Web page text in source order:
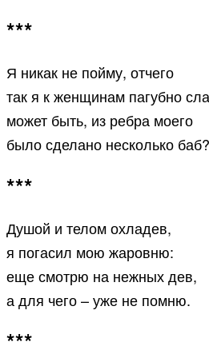
***
Я никак не пойму, отчего
так я к женщинам пагубно
может быть, из ребра моего
было сделано несколько баб?
***
Душой и телом охладев,
я погасил мою жаровню:
еще смотрю на нежных дев,
а для чего – уже не помню.